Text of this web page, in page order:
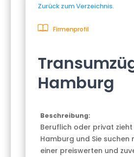
Zurück zum Verzeichnis.
Firmenprofil
Hamburg
Beschreibung:
Beruflich oder privat zieht
Hamburg und Sie suchen
einer preiswerten und